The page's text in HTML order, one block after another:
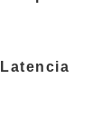
Latencia